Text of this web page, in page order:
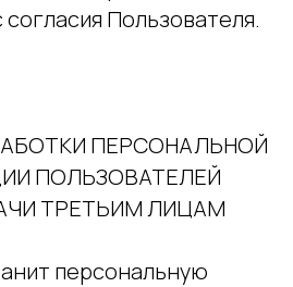
Пользователя.
ПЕРСОНАЛЬНОЙ
ПОЛЬЗОВАТЕЛЕЙ
ТРЕТЬИМ ЛИЦАМ
персональную